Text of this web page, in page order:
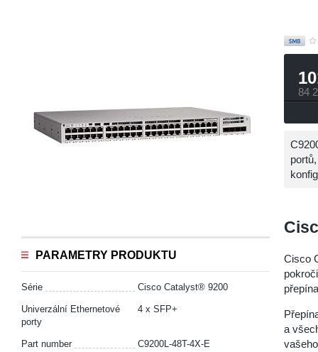
PARAMETRY PRODUKTU
Série Cisco Catalyst® 9200
Univerzální Ethernetové
porty
4 x SFP+
Part number C9200L-48T-4X-E
84
Cisco
a